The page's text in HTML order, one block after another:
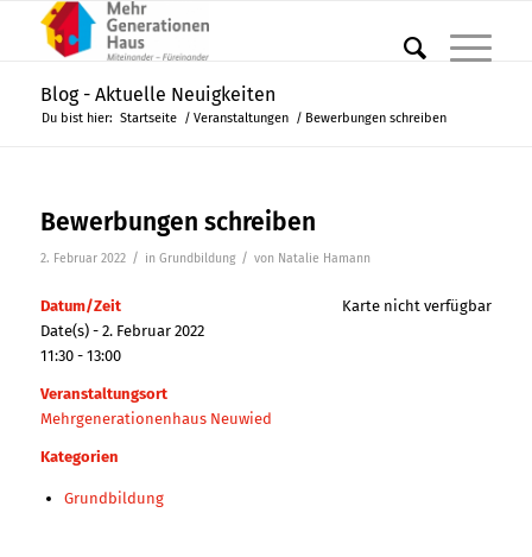
Blog - Aktuelle Neuigkeiten
Du bist hier: Startseite / Veranstaltungen / Bewerbungen schreiben
Bewerbungen schreiben
2. Februar 2022 / in Grundbildung / von Natalie Hamann
Karte nicht verfügbar
Datum/Zeit
Date(s) - 2. Februar 2022
11:30 - 13:00
Veranstaltungsort
Mehrgenerationenhaus Neuwied
Kategorien
Grundbildung